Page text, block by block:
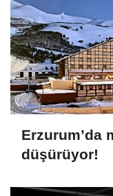
Erzurum’da
düşürüyor!